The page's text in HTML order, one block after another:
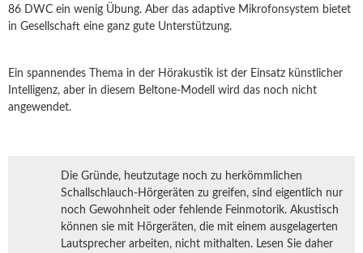
86 DWC ein wenig Übung. Aber das adaptive Mikrofonsystem bietet
in Gesellschaft eine ganz gute Unterstützung.
Ein spannendes Thema in der Hörakustik ist der Einsatz künstlicher
Intelligenz, aber in diesem Beltone-Modell wird das noch nicht
angewendet.
Die Gründe, heutzutage noch zu herkömmlichen
Schallschlauch-Hörgeräten zu greifen, sind eigentlich nur
noch Gewohnheit oder fehlende Feinmotorik. Akustisch
können sie mit Hörgeräten, die mit einem ausgelagerten
Lautsprecher arbeiten, nicht mithalten. Lesen Sie daher